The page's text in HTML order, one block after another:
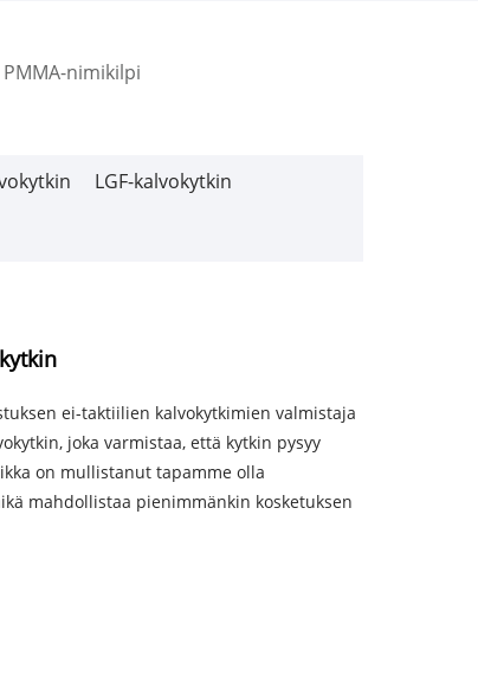
PMMA-nimikilpi
LGF-kalvokytkin
ei-taktiilien kalvokytkimien valmistaja
joka varmistaa, että kytkin pysyy
on mullistanut tapamme olla
mahdollistaa pienimmänkin kosketuksen